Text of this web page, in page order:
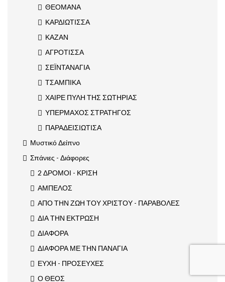
ΘΕΟΜΑΝΑ
ΚΑΡΔΙΩΤΙΣΣΑ
ΚΑΖΑΝ
ΑΓΡΟΤΙΣΣΑ
ΣΕΪΝΤΑΝΑΓΙΑ
ΤΣΑΜΠΙΚΑ
ΧΑΙΡΕ ΠΥΛΗ ΤΗΣ ΣΩΤΗΡΙΑΣ
ΥΠΕΡΜΑΧΟΣ ΣΤΡΑΤΗΓΟΣ
ΠΑΡΑΔΕΙΣΙΩΤΙΣΑ
Μυστικό Δείπνο
Σπάνιες - Διάφορες
2 ΔΡΟΜΟΙ - ΚΡΙΣΗ
ΑΜΠΕΛΟΣ
ΑΠΟ ΤΗΝ ΖΩΗ ΤΟΥ ΧΡΙΣΤΟΥ - ΠΑΡΑΒΟΛΕΣ
ΔΙΑ ΤΗΝ ΕΚΤΡΩΣΗ
ΔΙΑΦΟΡΑ
ΔΙΑΦΟΡΑ ΜΕ ΤΗΝ ΠΑΝΑΓΙΑ
ΕΥΧΗ - ΠΡΟΣΕΥΧΕΣ
Ο ΘΕΟΣ